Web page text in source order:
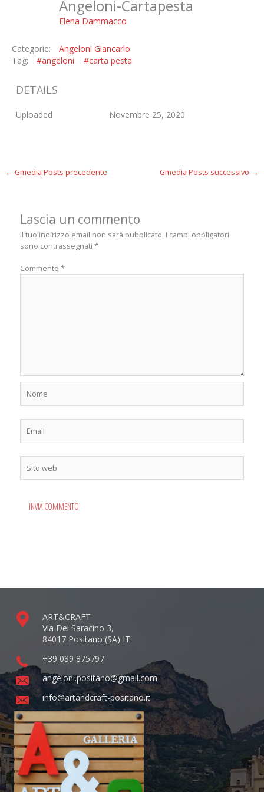
Angeloni-Cartapesta
Elena Dammacco
Categorie:
Angeloni Giancarlo
Tag:
#angeloni #carta pesta
DETAILS
Uploaded Novembre 25, 2020
← Gmedia Posts precedente Gmedia Posts successivo →
Lascia un commento
Il tuo indirizzo email non sarà pubblicato. I campi obbligatori
sono contrassegnati*
Commento*
web
ART&CRAFT
Via Del Saracino 3,
84017 Positano (SA) IT
+39 089 875797
angeloni.positano@gmail.com
info@artandcraft-positano.it